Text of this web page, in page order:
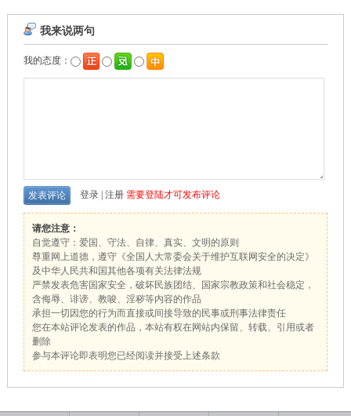
我来说两句
我的态度：
登录| 注册 需要登陆才可发布评论
请您注意：
自觉遵守：爱国、守法、自律、真实、文明的原则
尊重网上道德，遵守《全国人大常委会关于维护互联网安全的决定》
及中华人民共和国其他各项有关法律法规
严禁发表危害国家安全，破坏民族团结、国家宗教政策和社会稳定，
含侮辱、诽谤、教唆、淫秽等内容的作品
承担一切因您的行为而直接或间接导致的民事或刑事法律责任
您在本站评论发表的作品，本站有权在网站内保留、转载、引用或者
删除
参与本评论即表明您已经阅读并接受上述条款